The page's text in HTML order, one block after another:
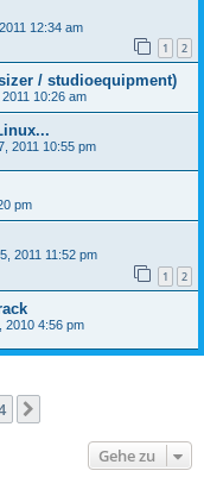
12:34 am
1 2
/ studioequipment)
10:26 am
2011 10:55 pm
pm
2011 11:52 pm
1 2
2010 4:56 pm
Gehe zu